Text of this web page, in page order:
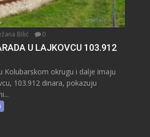
Bilić 0
U LAJKOVCU 103.912
Kolubarskom okrugu i dalje imaju
103.912 dinara, pokazuju